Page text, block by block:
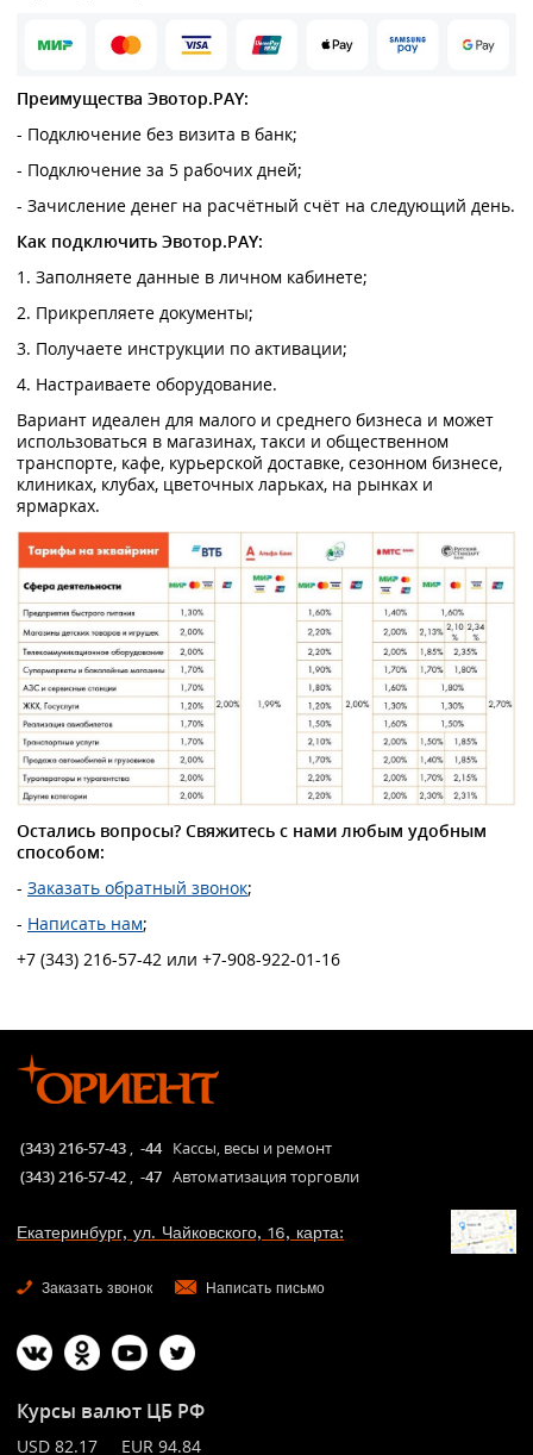
Преимущества Эвотор.PAY:
- Подключение без визита в банк;
- Подключение за 5 рабочих дней;
- Зачисление денег на расчётный счёт на следующий день.
Как подключить Эвотор.PAY:
1. Заполняете данные в личном кабинете;
2. Прикрепляете документы;
3. Получаете инструкции по активации;
4. Настраиваете оборудование.
Вариант идеален для малого и среднего бизнеса и может
использоваться в магазинах, такси и общественном
транспорте, кафе, курьерской доставке, сезонном бизнесе,
клиниках, клубах, цветочных ларьках, на рынках и
ярмарках.
Остались вопросы? Свяжитесь с нами любым удобным
способом:
- Заказать обратный звонок;
- Написать нам;
+7 (343) 216-57-42 или +7-908-922-01-16
(343) 216-57-43 , -44 Кассы, весы и ремонт
(343) 216-57-42 , -47 Автоматизация торговли
Екатеринбург, ул. Чайковского, 16, карта:
Заказать звонок Написать письмо
Курсы валют ЦБ РФ
USD 82.17 EUR 94.84